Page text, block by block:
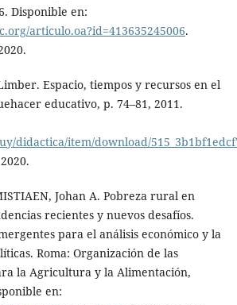
Disponible en:
articulo.oa?id=413635245006.
Espacio, tiempos y recursos en el
educativo, p. 74–81, 2011.
didactica/item/download/
Johan A. Pobreza rural en
recientes y nuevos desafíos.
para el análisis económico y la
Roma: Organización de las
la Agricultura y la Alimentación,
en: